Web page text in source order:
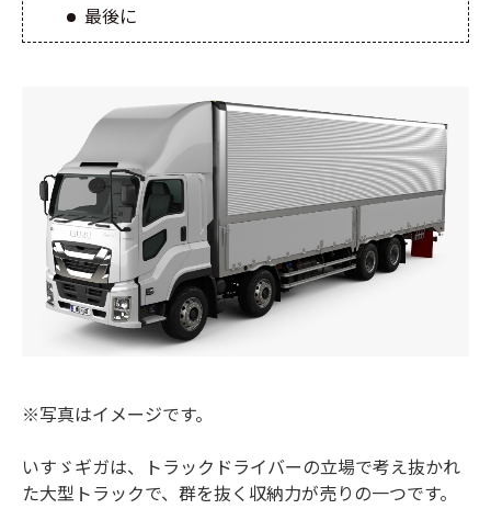
最後に
※写真はイメージです。
いすゞギガは、トラックドライバーの立場で考え抜かれ
た大型トラックで、群を抜く収納力が売りの一つです。